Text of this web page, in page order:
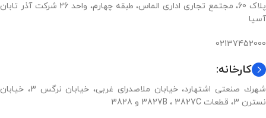
پلاک 60، مجتمع تجاری اداری الماس، طبقه چهارم، واحد 26 شرکت آذر تابان
آسیا
02137452000
کارخانه:
شهرك صنعتی اشتهارد، خيابان ملاصدرای غربی، خيابان نرگس 3، خيابان
نسترن 3، قطعات 3827B ، 3827C و 3828